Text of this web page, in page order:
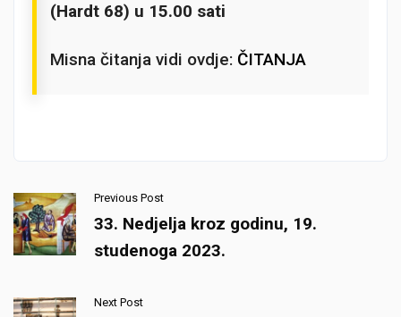
(Hardt 68) u 15.00 sati
Misna čitanja vidi ovdje: ČITANJA
Previous Post
33. Nedjelja kroz godinu, 19.
studenoga 2023.
Next Post